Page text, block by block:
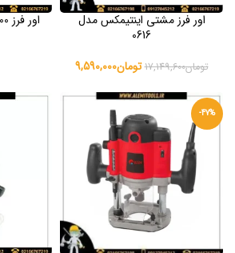
اور فرز مشتی اینتیمکس مدل
0616
تومان17,149,600 تومان9,590,000
اور فرز 2200 وات آروا مدل 5441
-47%